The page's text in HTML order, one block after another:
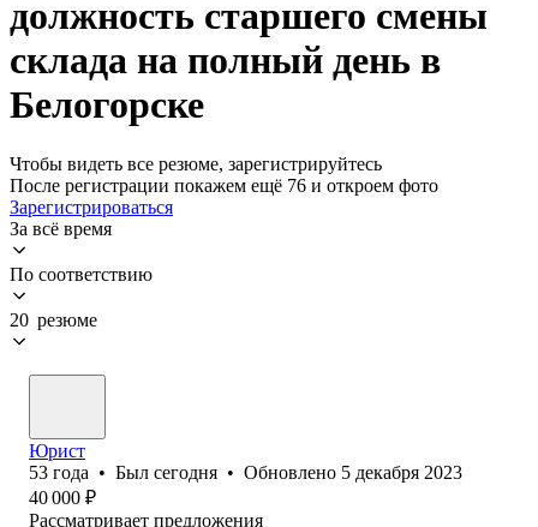
должность старшего смены
склада на полный день в
Белогорске
Чтобы видеть все резюме, зарегистрируйтесь
После регистрации покажем ещё 76 и откроем фото
Зарегистрироваться
За всё время
По соответствию
20 резюме
Юрист
53 года • Был сегодня • Обновлено 5 декабря 2023
40 000 ₽
Рассматривает предложения